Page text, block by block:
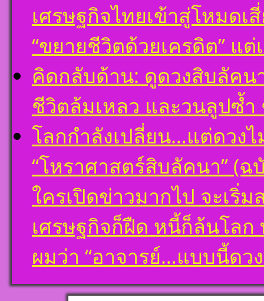
เศรษฐกิจไทยเข้าสู่โหมดเ
“ขยายชีวิตด้วยเครดิต” แ
คิดกลับด้าน: ดูดวงสิบลัคน
ชีวิตล้มเหลว และวนลูปซ้ำ
โลกกำลังเปลี่ยน…แต่ดวง
“โหราศาสตร์สิบลัคนา” (
ใครเปิดข่าวมากไป จะเริ่
เศรษฐกิจก็ฝืด หนี้ก็ล้นโล
ผมว่า “อาจารย์…แบบนี้ดว